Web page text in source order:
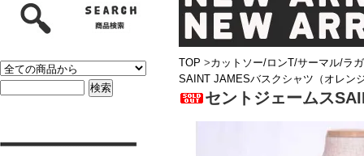
TOP >カットソー/ロンT/サーマル/ラ
SAINT JAMESバスクシャツ（オレ
セントジェームス